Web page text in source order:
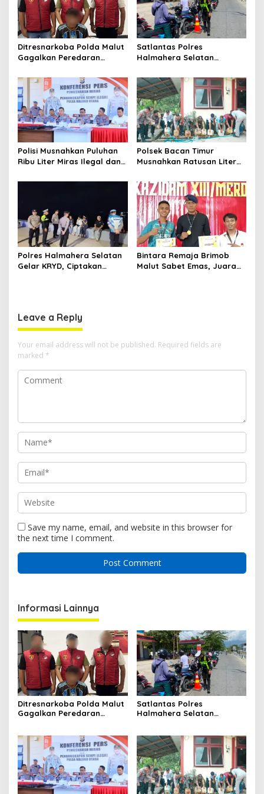
g
a
t
i
n
Ditresnarkoba Polda Malut
Gagalkan Peredaran
Halmahera Tengah
Satlantas Polres
Halmahera Selatan
Arus Lalu Lintas dan
Edukasi Keselamatan di
Kawasan SPBU Bacan
Polisi Musnahkan Puluhan
Ribu Liter Miras Ilegal dan
Peredaran Senjata Api
Polsek Bacan Timur
Musnahkan Ratusan Liter
Wujud Komitmen Menjaga
Kamtibmas
Polres Halmahera Selatan
Gelar KRYD, Ciptakan
Bintara Remaja Brimob
Malut Sabet Emas, Juara
Leave a Reply
Your email address will not be published. Required fields are
marked *
Save my name, email, and website in this browser for
the next time I comment.
Informasi Lainnya
Ditresnarkoba Polda Malut
Gagalkan Peredaran
Satlantas Polres
Halmahera Selatan
Edukasi Keselamatan di
Kawasan SPBU Bacan